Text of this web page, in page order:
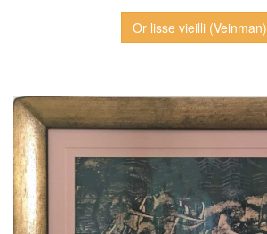
Or lisse vieilli (Veinman)